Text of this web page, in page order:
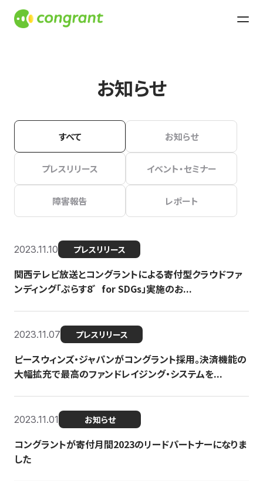
お知らせ
すべて お知らせ
プレスリリース イベント・セミナー
障害報告 レポート
2023.11.10 プレスリリース
関西テレビ放送とコングラントによる寄付型クラウドファ
ンディング「ぷらす8゛for SDGs」実施のお...
2023.11.07 プレスリリース
ピースウィンズ・ジャパンがコングラント採用。決済機能の
大幅拡充で最高のファンドレイジング・システムを...
2023.11.01 お知らせ
コングラントが寄付月間2023のリードパートナーになりま
した